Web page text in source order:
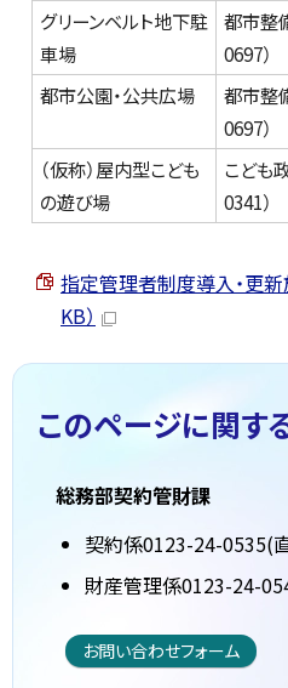
グリーンベルト地下駐
車場
都市整
0697）
都市公園・公共広場
都市整
0697）
（仮称）屋内型こども
の遊び場
こども
0341）
指定管理者制度導入・更
KB）
このページに関す
総務部契約管財課
契約係0123-24-0535(
財産管理係0123-24-
お問い合わせフォーム